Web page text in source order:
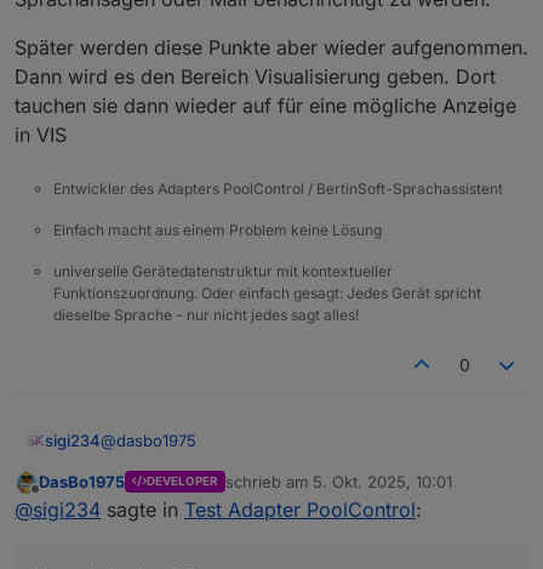
Später werden diese Punkte aber wieder aufgenommen.
Dann wird es den Bereich Visualisierung geben. Dort
tauchen sie dann wieder auf für eine mögliche Anzeige
in VIS
Entwickler des Adapters PoolControl / BertinSoft-Sprachassistent
Einfach macht aus einem Problem keine Lösung
universelle Gerätedatenstruktur mit kontextueller
Funktionszuordnung. Oder einfach gesagt: Jedes Gerät spricht
dieselbe Sprache - nur nicht jedes sagt alles!
0
sigi234@dasbo1975
Kannst du den DP
Offline
DasBo1975 DEVELOPER schrieb am 5. Okt. 2025, 10:01
zuletzt editiert von
@sigi234 sagte in Test Adapter PoolControl: